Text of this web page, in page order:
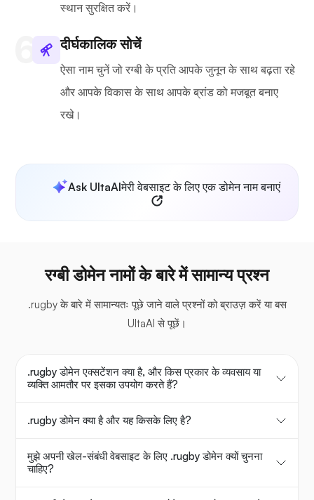
स्थान सुरक्षित करें।
दीर्घकालिक सोचें
ऐसा नाम चुनें जो रग्बी के प्रति आपके जुनून के साथ बढ़ता रहे
और आपके विकास के साथ आपके ब्रांड को मजबूत बनाए
रखे।
Ask UltaAIमेरी वेबसाइट के लिए एक डोमेन नाम बनाएं
रग्बी डोमेन नामों के बारे में सामान्य प्रश्न
.rugby के बारे में सामान्यतः पूछे जाने वाले प्रश्नों को ब्राउज़ करें या बस
UltaAI से पूछें।
.rugby डोमेन एक्सटेंशन क्या है, और किस प्रकार के व्यवसाय या
व्यक्ति आमतौर पर इसका उपयोग करते हैं?
.rugby डोमेन क्या है और यह किसके लिए है?
मुझे अपनी खेल-संबंधी वेबसाइट के लिए .rugby डोमेन क्यों चुनना
चाहिए?